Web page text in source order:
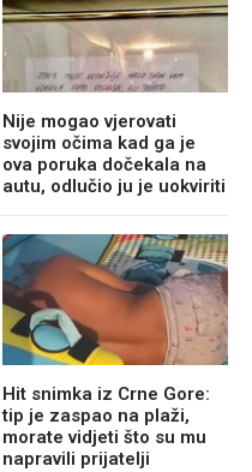
Nije mogao vjerovati
svojim očima kad ga je
ova poruka dočekala na
autu, odlučio ju je uokviriti
Hit snimka iz Crne Gore:
tip je zaspao na plaži,
morate vidjeti što su mu
napravili prijatelji